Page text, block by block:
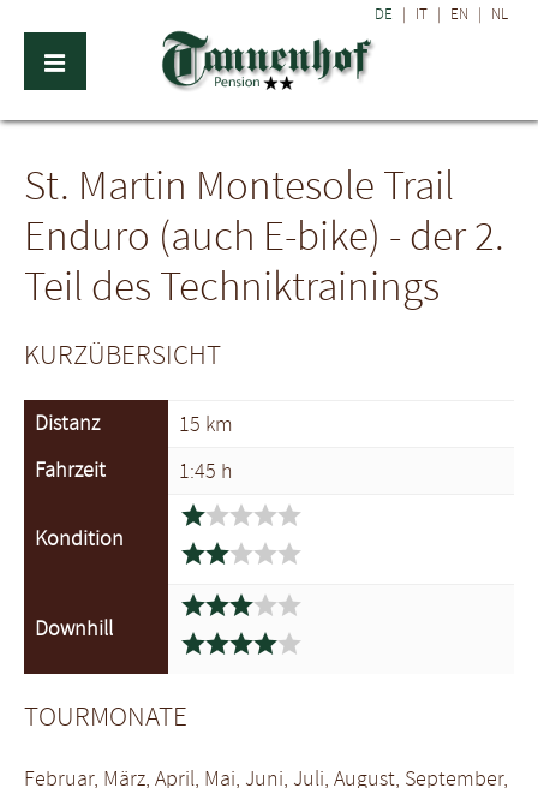
DE | IT | EN | NL
St. Martin Montesole Trail
Enduro (auch E-bike) - der 2.
Teil des Techniktrainings
KURZÜBERSICHT
Distanz
15 km
Fahrzeit
1:45 h
Kondition


Downhill


TOURMONATE
Februar, März, April, Mai, Juni, Juli, August, September,